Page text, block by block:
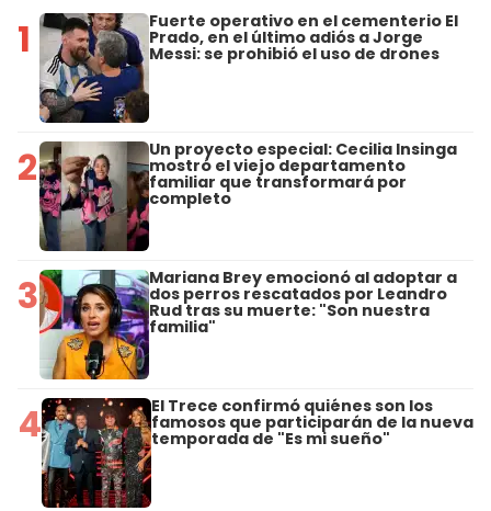
1 Fuerte operativo en el cementerio El
Prado, en el último adiós a Jorge
Messi: se prohibió el uso de drones
2 Un proyecto especial: Cecilia Insinga
mostró el viejo departamento
familiar que transformará por
completo
3 Mariana Brey emocionó al adoptar a
dos perros rescatados por Leandro
Rud tras su muerte: "Son nuestra
familia"
4 El Trece confirmó quiénes son los
famosos que participarán de la nueva
temporada de "Es mi sueño"